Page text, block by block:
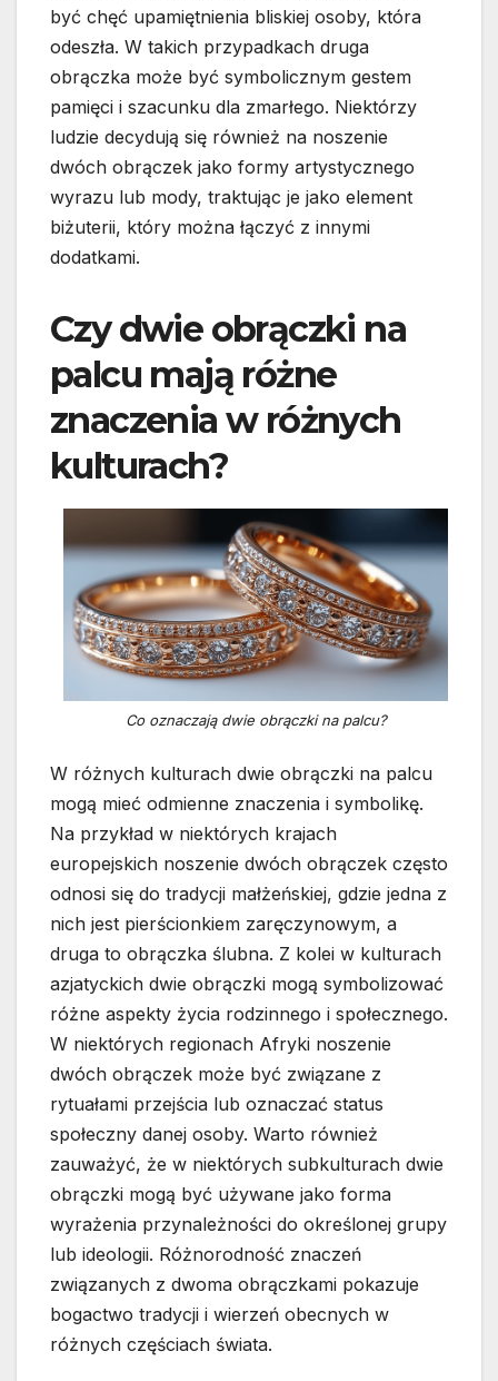
być chęć upamiętnienia bliskiej osoby, która
odeszła. W takich przypadkach druga
obrączka może być symbolicznym gestem
pamięci i szacunku dla zmarłego. Niektórzy
ludzie decydują się również na noszenie
dwóch obrączek jako formy artystycznego
wyrazu lub mody, traktując je jako element
biżuterii, który można łączyć z innymi
dodatkami.
Czy dwie obrączki na
palcu mają różne
znaczenia w różnych
kulturach?
Co oznaczają dwie obrączki na palcu?
W różnych kulturach dwie obrączki na palcu
mogą mieć odmienne znaczenia i symbolikę.
Na przykład w niektórych krajach
europejskich noszenie dwóch obrączek często
odnosi się do tradycji małżeńskiej, gdzie jedna z
nich jest pierścionkiem zaręczynowym, a
druga to obrączka ślubna. Z kolei w kulturach
azjatyckich dwie obrączki mogą symbolizować
różne aspekty życia rodzinnego i społecznego.
W niektórych regionach Afryki noszenie
dwóch obrączek może być związane z
rytuałami przejścia lub oznaczać status
społeczny danej osoby. Warto również
zauważyć, że w niektórych subkulturach dwie
obrączki mogą być używane jako forma
wyrażenia przynależności do określonej grupy
lub ideologii. Różnorodność znaczeń
związanych z dwoma obrączkami pokazuje
bogactwo tradycji i wierzeń obecnych w
różnych częściach świata.